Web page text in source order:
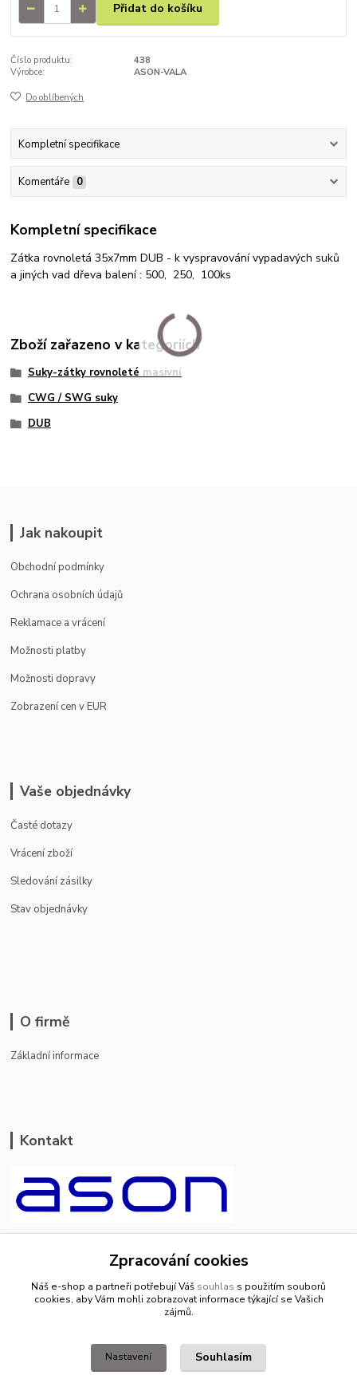
Přidat do košíku
Číslo produktu:
438
Výrobce:
ASON-VALA
Do oblíbených
Kompletní specifikace
Komentáře 0
Kompletní specifikace
Zátka rovnoletá 35x7mm DUB - k vyspravování vypadavých suků
a jiných vad dřeva balení : 500, 250, 100ks
Zboží zařazeno v kategoriích
Suky-zátky rovnoleté masivní
CWG / SWG suky
DUB
Jak nakoupit
Obchodní podmínky
Ochrana osobních údajů
Reklamace a vrácení
Možnosti platby
Možnosti dopravy
Zobrazení cen v EUR
Vaše objednávky
Časté dotazy
Vrácení zboží
Sledování zásilky
Stav objednávky
O firmě
Základní informace
Kontakt
+420 799 500 769
pracovní dny 8-11hod.,13-15hod.
Zpracování cookies
Náš e-shop a partneři potřebují Váš souhlas s použitím souborů
cookies, aby Vám mohli zobrazovat informace týkající se Vašich
zájmů.
Nastavení Souhlasím